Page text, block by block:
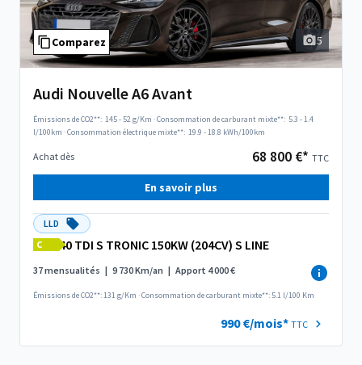
Comparez 5
Audi Nouvelle A6 Avant
Émissions de CO2**: 145 - 52 g/Km ·Consommation de carburant mixte**: 5.3 - 1.4
l/100km ·Consommation électrique mixte**: 19.9 - 18.8 kWh/100km
Achat dès 68 800 €* TTC
En savoir plus
LLD
C
40 TDI S TRONIC 150KW (204CV) S LINE
37 mensualités | 9 730 Km/an | Apport 4 000 €
Émissions de CO2**: 131 g/Km ·Consommation de carburant mixte**: 5.1 l/100 Km
990 €/mois* TTC